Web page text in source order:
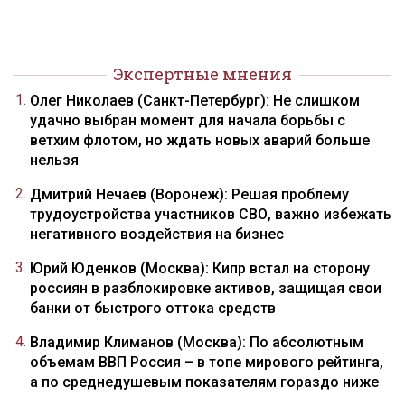
Экспертные мнения
Олег Николаев (Санкт-Петербург): Не слишком
удачно выбран момент для начала борьбы с
ветхим флотом, но ждать новых аварий больше
нельзя
Дмитрий Нечаев (Воронеж): Решая проблему
трудоустройства участников СВО, важно избежать
негативного воздействия на бизнес
Юрий Юденков (Москва): Кипр встал на сторону
россиян в разблокировке активов, защищая свои
банки от быстрого оттока средств
Владимир Климанов (Москва): По абсолютным
объемам ВВП Россия – в топе мирового рейтинга,
а по среднедушевым показателям гораздо ниже